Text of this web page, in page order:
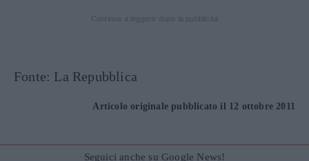
Fonte: La Repubblica
Articolo originale pubblicato il 12 ottobre 2011
Seguici anche su Google News!